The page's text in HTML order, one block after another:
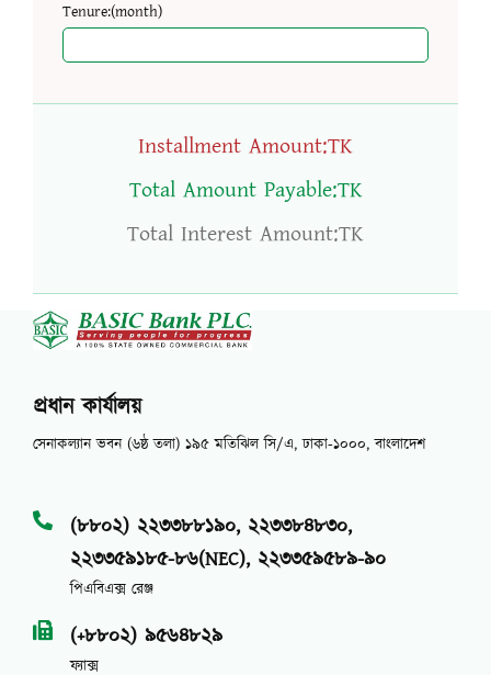
Tenure:(month)
Installment Amount:TK
Total Amount Payable:TK
Total Interest Amount:TK
প্রধান কার্যালয়
সেনাকল্যান ভবন (৬ষ্ঠ তলা) ১৯৫ মতিঝিল সি/এ, ঢাকা-১০০০, বাংলাদেশ
(৮৮০২) ২২৩৩৮৮১৯০, ২২৩৩৮৪৮৩০,
২২৩৩৫৯১৮৫-৮৬(NEC), ২২৩৩৫৯৫৮৯-৯০
পিএবিএক্স রেঞ্জ
(+৮৮০২) ৯৫৬৪৮২৯
ফ্যাক্স